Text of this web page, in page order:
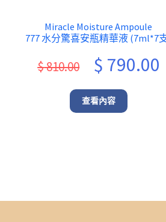
Miracle Moisture Ampoule
777 水分驚喜安瓶精華液 (7ml*7
$810.00
Original
price
was:
$ 810.00.
$ 790.00
查看內容